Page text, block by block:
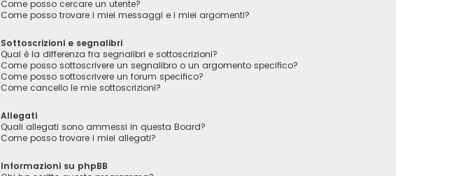
Come posso cercare un utente?
Come posso trovare i miei messaggi e i miei argomenti?
Sottoscrizioni e segnalibri
Qual è la differenza fra segnalibri e sottoscrizioni?
Come posso sottoscrivere un segnalibro o un argomento specifico?
Come posso sottoscrivere un forum specifico?
Come cancello le mie sottoscrizioni?
Allegati
Quali allegati sono ammessi in questa Board?
Come posso trovare i miei allegati?
Informazioni su phpBB